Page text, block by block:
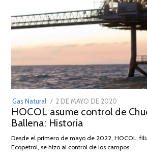
Gas Natural
POSTED
ON
2 DE MAYO DE 2020
DE
2026
HOCOL asume control de
Ballena: Historia
Desde el primero de mayo de 2022, HOCOL,
Ecopetrol, se hizo al control de los campos …